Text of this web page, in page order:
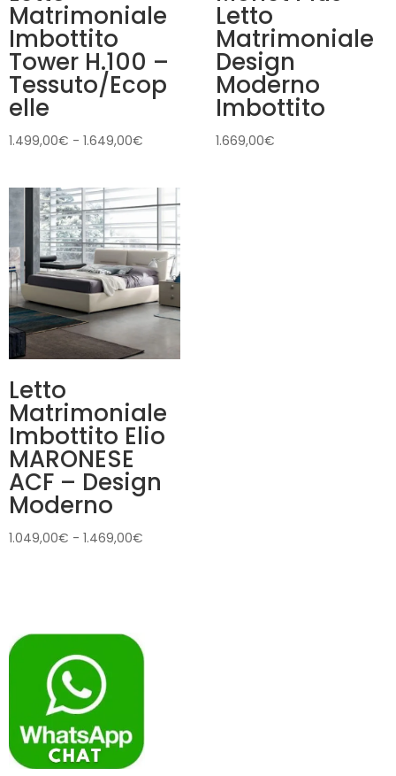
Matrimoniale
Imbottito
Tower H.100 –
Tessuto/Ecop
elle
1.499,00€ - 1.649,00€
da
1.499,00€
a
1.649,00€
Letto
Matrimoniale
Design
Moderno
Imbottito
1.669,00€
Letto
Matrimoniale
Imbottito Elio
MARONESE
ACF – Design
Moderno
1.049,00€ - 1.469,00€
1.469,00€